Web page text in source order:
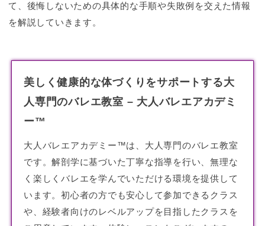
て、後悔しないための具体的な手順や失敗例を交えた情報
を解説していきます。
美しく健康的な体づくりをサポートする大
人専門のバレエ教室 – 大人バレエアカデミ
ー™
大人バレエアカデミー™は、大人専門のバレエ教室
です。解剖学に基づいた丁寧な指導を行い、無理な
く楽しくバレエを学んでいただける環境を提供して
います。初心者の方でも安心して参加できるクラス
や、経験者向けのレベルアップを目指したクラスを